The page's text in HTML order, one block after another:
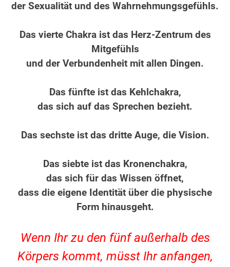
der Sexualität und des Wahrnehmungsgefühls.
Das vierte Chakra ist das Herz-Zentrum des
Mitgefühls
und der Verbundenheit mit allen Dingen.
Das fünfte ist das Kehlchakra,
das sich auf das Sprechen bezieht.
Das sechste ist das dritte Auge, die Vision.
Das siebte ist das Kronenchakra,
das sich für das Wissen öffnet,
dass die eigene Identität über die physische
Form hinausgeht.
Wenn Ihr zu den fünf außerhalb des
Körpers kommt, müsst Ihr anfangen,